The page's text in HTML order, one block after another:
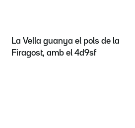
La Vella guanya el pols de la
Firagost, amb el 4d9sf